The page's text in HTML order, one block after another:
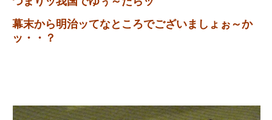
幕末から明治ッてなところでございましょぉ～か
ッ・・？